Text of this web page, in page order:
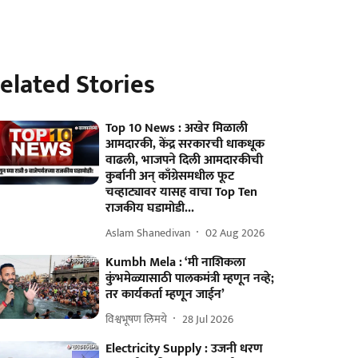
Stories
Top 10 News : अखेर मिळाली
आमदारकी, केंद्र सरकारची धाकधूक
वाढली, भाजपने दिली आमदारकीची
कुर्बानी अन् काँग्रेसमधील फूट
चव्हाट्यावर यासह वाचा Top Ten
राजकीय घडामोडी...
Aslam Shanedivan 02 Aug 2026
Kumbh Mela : ‘मी नाशिकला
कुंभमेळ्यासाठी पालकमंत्री म्हणून नव्हे;
तर कार्यकर्ता म्हणून जाईन’
विश्वभूषण लिमये 28 Jul 2026
Electricity Supply : उजनी धरण